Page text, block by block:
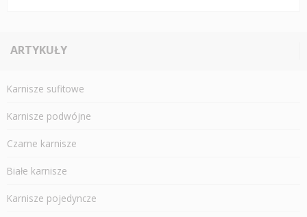
ARTYKUŁY
Karnisze sufitowe
Karnisze podwójne
Czarne karnisze
Białe karnisze
Karnisze pojedyncze